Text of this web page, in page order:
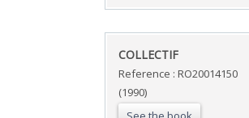
‎COLLECTIF‎
Reference : RO20014150
(1990)